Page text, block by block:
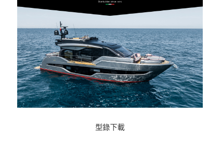
型錄下載